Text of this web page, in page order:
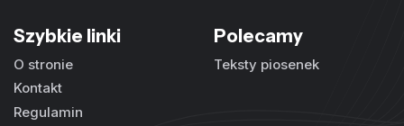
Szybkie linki
O stronie
Kontakt
Regulamin
Polecamy
Teksty piosenek